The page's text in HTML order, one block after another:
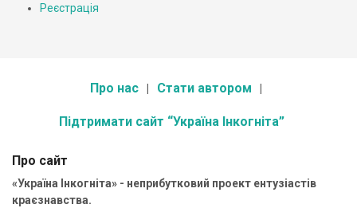
Реєстрація
Про нас Стати автором
Підтримати сайт “Україна Інкогніта”
Про сайт
«Україна Інкогніта» - неприбутковий проект ентузіастів
краєзнавства.